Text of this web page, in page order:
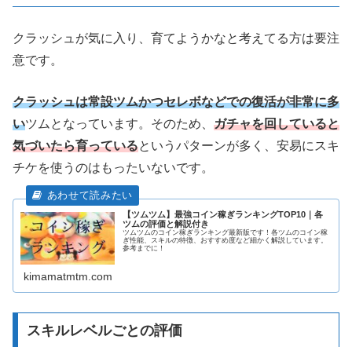
クラッシュが気に入り、育てようかなと考えてる方は要注
意です。
クラッシュは常設ツムかつセレボなどでの復活が非常に多
いツムとなっています。そのため、 ガチャを回していると
気づいたら育っているというパターンが多く、安易にスキ
チケを使うのはもったいないです。
【ツムツム】最強コイン稼ぎランキングTOP10｜各
ツムの評価と解説付き
ツムツムのコイン稼ぎランキング最新版です！各ツムのコイン稼
ぎ性能、スキルの特徴、おすすめ度など細かく解説しています。
参考までに！
kimamatmtm.com
スキルレベルごとの評価